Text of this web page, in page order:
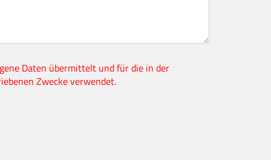
Daten übermittelt und für die in der
Zwecke verwendet.